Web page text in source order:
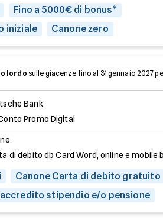
Fino a 5000€ di bonus*
iniziale
Canone zero
lordosulle giacenze fino al 31 gennaio 2027
Bank
Promo Digital
di debito db Card Word, online e mobile
Canone Carta di debito gratuito
stipendio e/o pensione